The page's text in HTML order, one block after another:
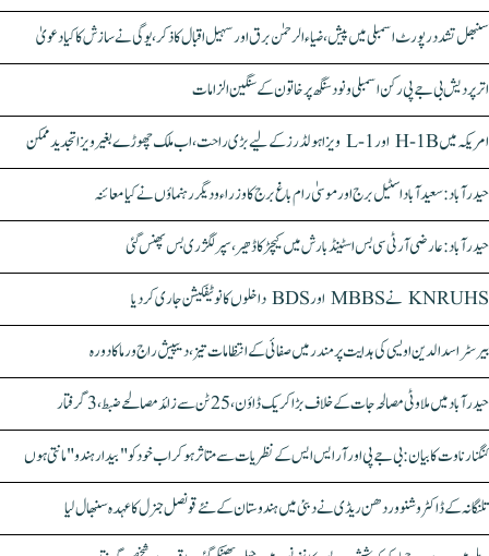
سنبھل تشدد رپورٹ اسمبلی میں پیش، ضیاء الرحمٰن برق اور سہیل اقبال کا ذکر، یوگی نے سازش کا کیا دعویٰ
اتر پردیش بی جے پی رکن اسمبلی ونود سنگھ پر خاتون کے سنگین الزامات
امریکہ میں H-1B اور L-1 ویزا ہولڈرز کے لیے بڑی راحت، اب ملک چھوڑے بغیر ویزا تجدید ممکن
حیدرآباد: سعیدآباد اسٹیل برج اور موسیٰ رام باغ برج کا وزراء و دیگر رہنماؤں نے کیا معائنہ
حیدرآباد: عارضی آر ٹی سی بس اسٹینڈ بارش میں کیچڑ کا ڈھیر، سپر لگژری بس پھنس گئی
KNRUHS نے MBBS اور BDS داخلوں کا نوٹیفکیشن جاری کر دیا
بیرسٹر اسدالدین اویسی کی ہدایت پر مندر میں صفائی کے انتظامات تیز، دیپیش راج ورما کا دورہ
حیدرآباد میں ملاوٹی مصالحہ جات کے خلاف بڑا کریک ڈاؤن، 25 ٹن سے زائد مصالحے ضبط، 3 گرفتار
کنگنا رناوت کا بیان: بی جے پی اور آر ایس ایس کے نظریات سے متاثر ہو کر اب خود کو "بیدار ہندو" مانتی ہوں
تلنگانہ کے ڈاکٹر وشنو وردھن ریڈی نے دبئی میں ہندوستان کے نئے قونصل جنرل کا عہدہ سنبھال لیا